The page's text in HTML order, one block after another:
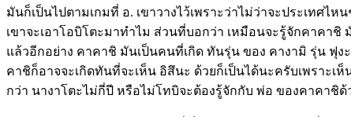
มันก็เป็นไปตามเกมที่ อ. เขาวางไว้เพราะว่าไม่ว่าจะประเทศ
เขาจะเอาโอบิโตะมาทำไม ส่วนที่บอกว่า เหมือนจะรู้จักคาคา
แล้วอีกอย่าง คาคาชิ มันเป็นคนที่เกิด ทันรุ่น ของ คางามิ รุ่น ฟุ
คาชิก็อาจจะเกิดทันที่จะเห็น อิสึนะ ด้วยก็เป็นได้นะครับเพราะ
กว่า นางาโตะไม่กี่ปี หรือไม่โทบิจะต้องรู้จักกับ พ่อ ของคาคาชิด้